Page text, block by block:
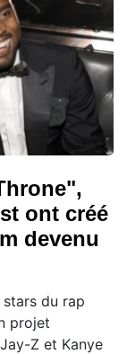
ont créé
devenu
stars du rap
projet
Z et Kanye